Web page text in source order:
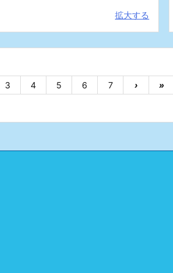
拡大する
3 4 5 6 7 › »